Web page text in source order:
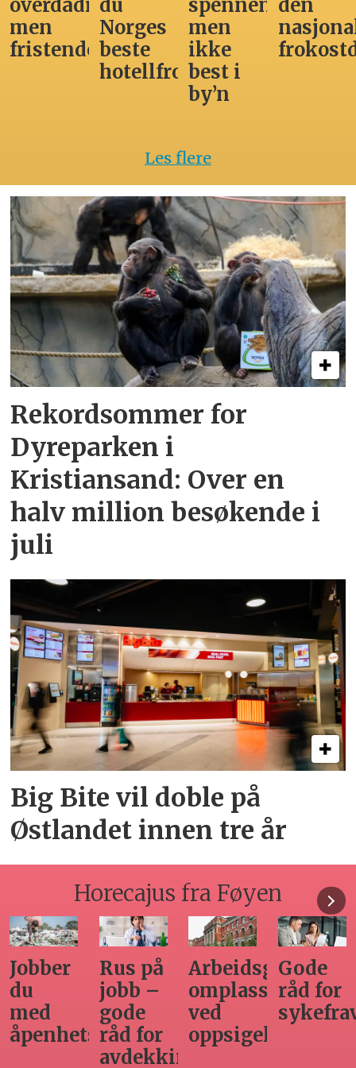
overdådig,
men
fristende
du
Norges
beste
hotellfrokost
spennende,
men
ikke
best i
by’n
den
Les flere
Rekordsommer for
Dyreparken i
Kristiansand: Over en
halv million besøkende i
juli
Big Bite vil doble på
Østlandet innen tre år
Horecajus fra Føyen
Arbeidsgivers
omplasseringsplikt
ved
oppsigelse
Gode
råd for
sykefraværsoppfølging
Seminar
om
varsling
Hvilken
adgang
har